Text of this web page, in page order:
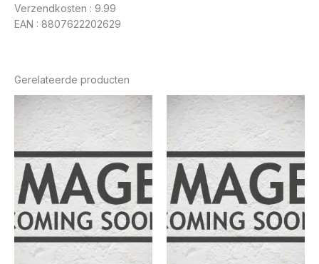
Verzendkosten : 9.99
EAN : 8807622202629
Gerelateerde producten